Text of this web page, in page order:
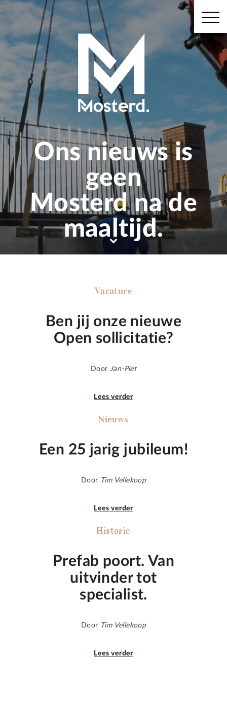
Ons nieuws is
geen
Mosterd na de
maaltijd.
Vacature
Ben jij onze nieuwe
Open sollicitatie?
Door Jan-Piet
Lees verder
Nieuws
Een 25 jarig jubileum!
Door Tim Vellekoop
Lees verder
Historie
Prefab poort. Van
uitvinder tot
specialist.
Door Tim Vellekoop
Lees verder